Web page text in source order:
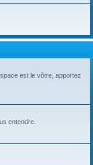
est le vôtre, apportez
entendre.